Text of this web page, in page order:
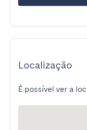
Localização
É possível ver a